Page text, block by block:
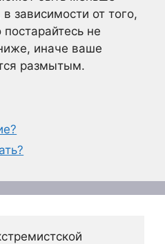
зависимости от того,
не
иначе ваше
размытым.